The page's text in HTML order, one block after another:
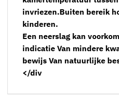
invriezen.Buiten bereik
kinderen.
Een neerslag kan
indicatie Van mindere
bewijs Van natuurlijke
</div